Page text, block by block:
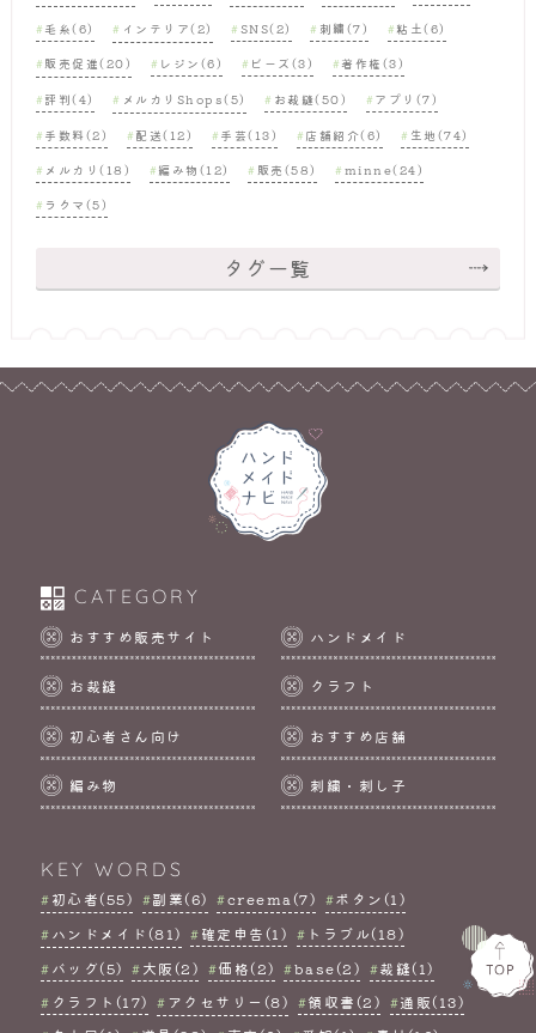
毛糸(6) インテリア(2) SNS(2) 刺繍(7) 粘土(6)
販売促進(20) レジン(6) ビーズ(3) 著作権(3)
評判(4) メルカリShops(5) お裁縫(50) アプリ(7)
手数料(2) 配送(12) 手芸(13) 店舗紹介(6) 生地(74)
メルカリ(18) 編み物(12) 販売(58) minne(24)
ラクマ(5)
タグ一覧
CATEGORY
おすすめ販売サイト ハンドメイド
お裁縫 クラフト
初心者さん向け おすすめ店舗
編み物 刺繍・刺し子
KEY WORDS
初心者(55) 副業(6) creema(7)
ボタン(1)
ハンドメイド(81)
確定申告(1)
トラブル(18)
バッグ(5)
大阪(2) 価格(2) base(2)
裁縫(1)
クラフト(17)
アクセサリー(8) 領収書(2)
通販(13)